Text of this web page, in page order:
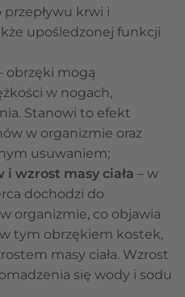
krwi i
upośledzonej funkcji
obrzęki mogą
w nogach,
Stanowi to efekt
w organizmie oraz
usuwaniem;
wzrost masy ciała – w
dochodzi do
organizmie, co objawia
tym obrzękiem kostek,
masy ciała. Wzrost
się wody i sodu